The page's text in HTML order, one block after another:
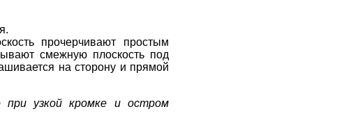
прочерчивают простым
смежную плоскость под
на сторону и прямой
при узкойкромке и остром